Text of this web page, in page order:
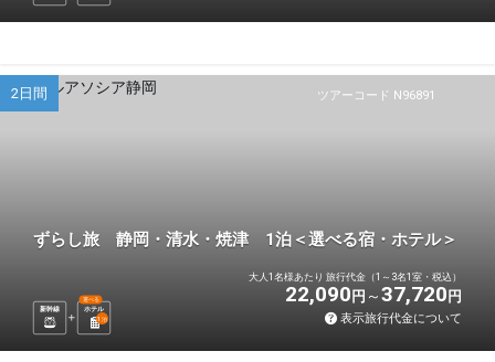
ツアーコード N96891
2日間
ずらし旅 静岡・清水・焼津 1泊＜選べる宿・ホテル＞
新幹線 ホテル
選べる
1 泊
大人1名様あたり 旅行代金（1～3名1室・税込）
22,090 円 37,720 円
表示旅行代金について